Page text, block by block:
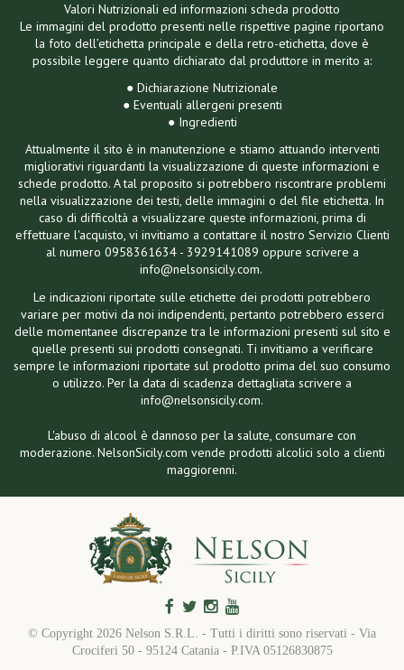
Valori Nutrizionali ed informazioni scheda prodotto
Le immagini del prodotto presenti nelle rispettive pagine riportano
la foto dell’etichetta principale e della retro-etichetta, dove è
possibile leggere quanto dichiarato dal produttore in merito a:
● Dichiarazione Nutrizionale
● Eventuali allergeni presenti
● Ingredienti
Attualmente il sito è in manutenzione e stiamo attuando interventi
migliorativi riguardanti la visualizzazione di queste informazioni e
schede prodotto. A tal proposito si potrebbero riscontrare problemi
nella visualizzazione dei testi, delle immagini o del file etichetta. In
caso di difficoltà a visualizzare queste informazioni, prima di
effettuare l'acquisto, vi invitiamo a contattare il nostro Servizio Clienti
al numero 0958361634 - 3929141089 oppure scrivere a
info@nelsonsicily.com.
Le indicazioni riportate sulle etichette dei prodotti potrebbero
variare per motivi da noi indipendenti, pertanto potrebbero esserci
delle momentanee discrepanze tra le informazioni presenti sul sito e
quelle presenti sui prodotti consegnati. Ti invitiamo a verificare
sempre le informazioni riportate sul prodotto prima del suo consumo
o utilizzo. Per la data di scadenza dettagliata scrivere a
info@nelsonsicily.com.
L'abuso di alcool è dannoso per la salute, consumare con
moderazione. NelsonSicily.com vende prodotti alcolici solo a clienti
maggiorenni.
© Copyright 2026 Nelson S.R.L. - Tutti i diritti sono riservati - Via
Crociferi 50 - 95124 Catania - P.IVA 05126830875